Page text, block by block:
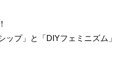
プ」と「DIYフェミニズム」